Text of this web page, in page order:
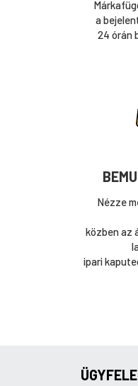
a
24 órán
Nézze
közben az
ipari